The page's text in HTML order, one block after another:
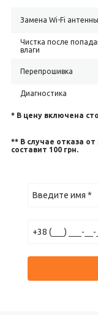
Замена Wi-Fi антенны
Чистка после
влаги
Перепрошивка
Диагностика
* В цену включена
** В случае отказа
составит 100 грн.